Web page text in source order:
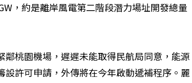
，約是離岸風電第二階段潛力場址開發總量
桃園機場，遲遲未能取得民航局同意，能源
許可申請，外傳將在今年啟動遞補程序。麗